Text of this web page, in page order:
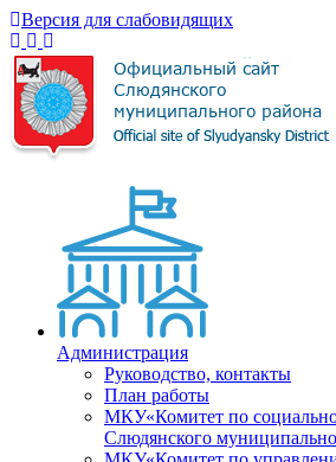
Версия для слабовидящих
Администрация
Руководство, контакты
План работы
МКУ«Комитет по
Слюдянского